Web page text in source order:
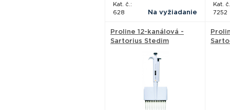
Kat. č.:
628
Na vyžiadanie
Kat.
7252
Proline 12-kanálová -
Sartorius Stedim